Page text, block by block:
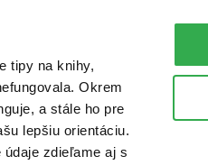
tipy na knihy,
Okrem
a stále ho pre
lepšiu orientáciu.
zdieľame aj s